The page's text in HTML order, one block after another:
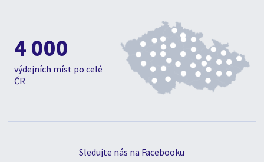
4 000
výdejních míst po celé
ČR
Sledujte nás na Facebooku